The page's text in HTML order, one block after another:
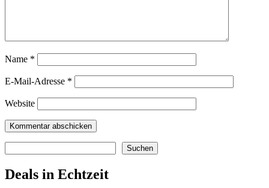
Name *
E-Mail-Adresse *
Website
Suchen
Deals in Echtzeit